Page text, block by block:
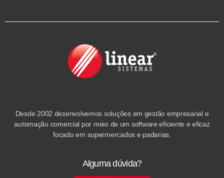
Desde 2002 desenvolvemos soluções em gestão empresarial e
automação comercial por meio de um software eficiente e eficaz
focado em supermercados e padarias.
Alguma dúvida?